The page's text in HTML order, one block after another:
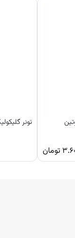
تومان
تونر گلیکولیک